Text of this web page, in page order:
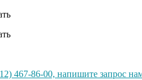
467-86-00, напишите запрос